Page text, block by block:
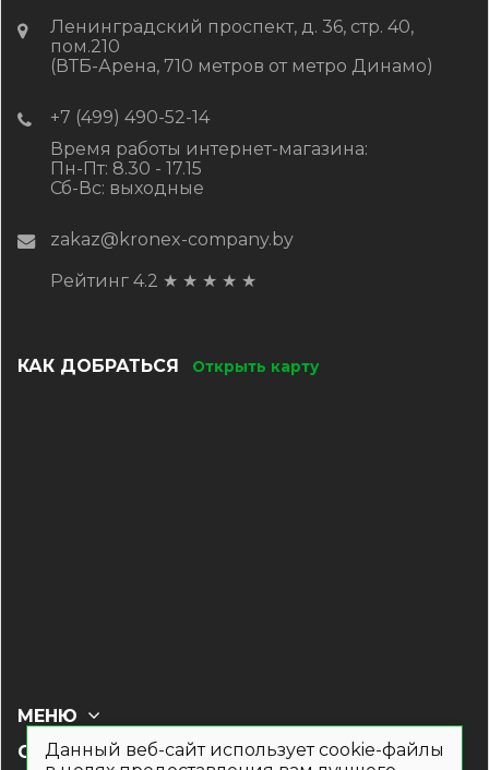
Ленинградский проспект, д. 36, стр. 40,
пом.210
(ВТБ-Арена, 710 метров от метро Динамо)
+7 (499) 490-52-14
Время работы интернет-магазина:
Пн-Пт: 8.30 - 17.15
Сб-Вс: выходные
zakaz@kronex-company.by
Рейтинг 4.2 ★ ★ ★ ★ ★
КАК ДОБРАТЬСЯ Открыть карту
СОЦ СЕТИ
МЕНЮ
Данный веб-сайт использует cookie-файлы